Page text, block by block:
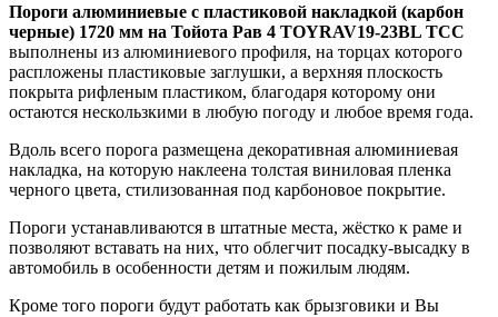
Пороги алюминиевые с пластиковой накладкой (карбон
черные) 1720 мм на Тойота Рав 4 TOYRAV19-23BL ТСС
выполнены из алюминиевого профиля, на торцах которого
распложены пластиковые заглушки, а верхняя плоскость
покрыта рифленым пластиком, благодаря которому они
остаются нескользкими в любую погоду и любое время года.
Вдоль всего порога размещена декоративная алюминиевая
накладка, на которую наклеена толстая виниловая пленка
черного цвета, стилизованная под карбоновое покрытие.
Пороги устанавливаются в штатные места, жёстко к раме и
позволяют вставать на них, что облегчит посадку-высадку в
автомобиль в особенности детям и пожилым людям.
Кроме того пороги будут работать как брызговики и Вы